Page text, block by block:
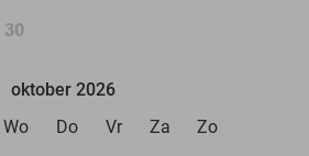
30
oktober 2026
Wo Do Vr Za Zo